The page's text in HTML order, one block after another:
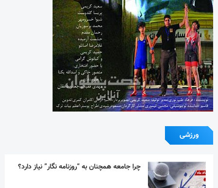
ورزشی
چرا جامعه همچنان به “روزنامه نگار” نیاز دارد؟